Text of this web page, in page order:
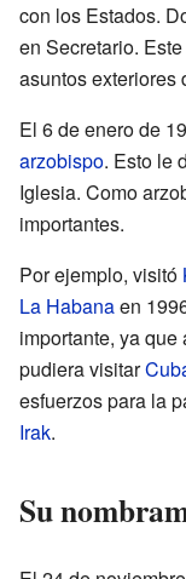
con los Estados.
en Secretario.
asuntos exteriores
El 6 de enero de
arzobispo. Esto le
Iglesia. Como
importantes.
Por ejemplo, visitó
La Habanaen
importante, ya
pudiera visitar
esfuerzos para la
Irak.
Su